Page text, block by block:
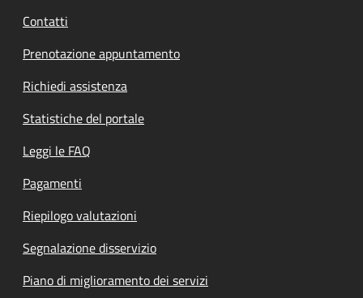
Contatti
Prenotazione appuntamento
Richiedi assistenza
Statistiche del portale
Leggi le FAQ
Pagamenti
Riepilogo valutazioni
Segnalazione disservizio
Piano di miglioramento dei servizi